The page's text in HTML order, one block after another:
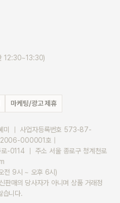
12:30~13:30)
마케팅/광고 제휴
미 ｜ 사업자등록번호 573-87-
2006-000001호 |
-0114 ｜ 주소 서울 종로구 청계천로
전 9시 ~ 오후 6시)
판매의 당사자가 아니며 상품 거래정
습니다.